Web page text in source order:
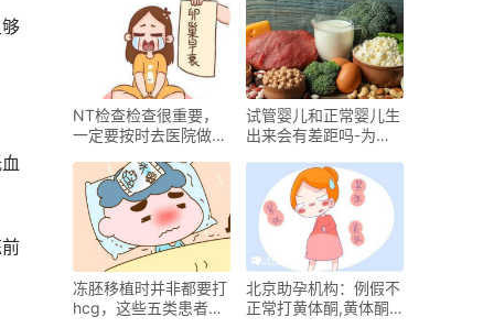
NT检查检查很重要，
一定要按时去医院做这
试管婴儿和正常婴儿生
出来会有差距吗-为什
冻胚移植时并非都要打
hcg，这些五类患者不
北京助孕机构：例假不
正常打黄体酮,黄体酮